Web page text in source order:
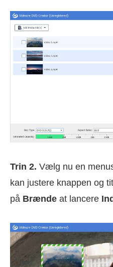
Trin 2. Vælg nu en
kan justere knappen og
på Brænde at lancere